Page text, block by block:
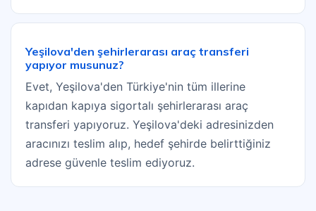
Yeşilova'den şehirlerarası araç transferi
yapıyor musunuz?
Evet, Yeşilova'den Türkiye'nin tüm illerine
kapıdan kapıya sigortalı şehirlerarası araç
transferi yapıyoruz. Yeşilova'deki adresinizden
aracınızı teslim alıp, hedef şehirde belirttiğiniz
adrese güvenle teslim ediyoruz.